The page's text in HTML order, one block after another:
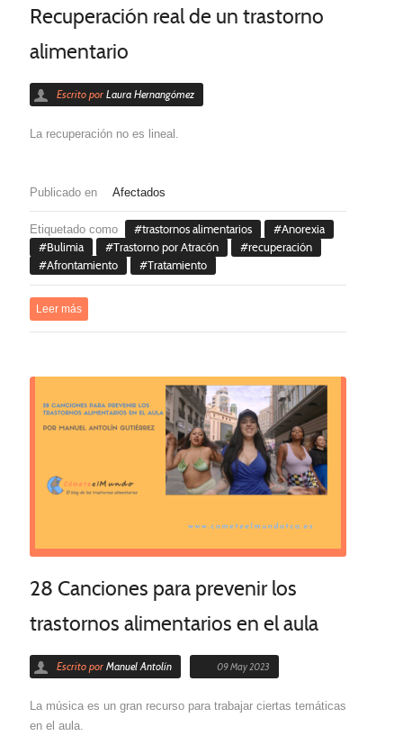
Recuperación real de un trastorno
alimentario
Escrito por Laura Hernangómez
La recuperación no es lineal.
Publicado en Afectados
Etiquetado como trastornos alimentarios
Anorexia
Bulimia
Trastorno por Atracón
recuperación
Afrontamiento
Tratamiento
Leer más
28 Canciones para prevenir los
trastornos alimentarios en el aula
Escrito por Manuel Antolín 09 May 2023
La música es un gran recurso para trabajar ciertas temáticas
en el aula.